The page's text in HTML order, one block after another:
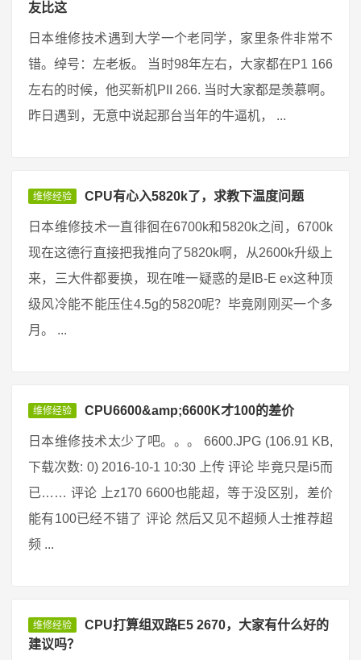
友比这
日本维修技术遇到大学一个老同学，家里条件非常不
错。绰号：左老板。 当时98年左右，大家都在P1 166
左右的时候，他买新机PII 266. 当时大家都是羡慕啊。
昨日遇到，无意中说起那台当年的牛逼机， ...
维修经验 CPU有心入5820k了，求教下温度问题
日本维修技术一直徘徊在6700k和5820k之间，6700k
现在这德行直接把我推向了5820k啊，从2600k升级上
来，三大件都要换，现在唯一疑惑的是IB-E ex这种顶
级风冷能不能压住4.5g的5820呢？毕竟刚刚买一个多
月。 ...
维修经验 CPU6600&amp;6600K才100的差价
日本维修技术太少了吧。。。 6600.JPG (106.91 KB,
下载次数: 0) 2016-10-1 10:30 上传 评论 毕竟只是i5而
已…… 评论 上z170 6600也能超，等于没区别，差价
能有100已经不错了 评论 然后又见不超频人士推荐超
频 ...
维修经验
CPU打算组双路E5 2670，大家有什么好的
建议吗？